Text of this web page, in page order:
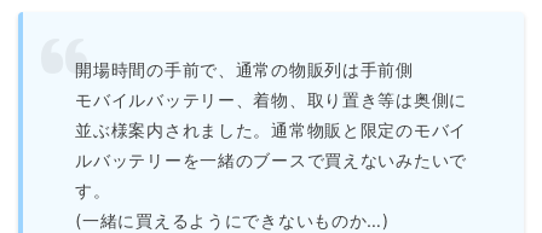
開場時間の手前で、通常の物販列は手前側
モバイルバッテリー、着物、取り置き等は奥側に
並ぶ様案内されました。通常物販と限定のモバイ
ルバッテリーを一緒のブースで買えないみたいで
す。
(一緒に買えるようにできないものか…)